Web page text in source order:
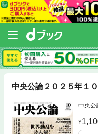
中央公論２０２５年１
中央公